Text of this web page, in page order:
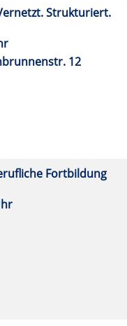
Strukturiert.
12
Fortbildung